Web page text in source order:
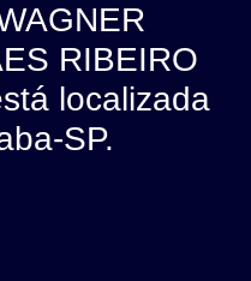
RIBEIRO
localizada
SP.